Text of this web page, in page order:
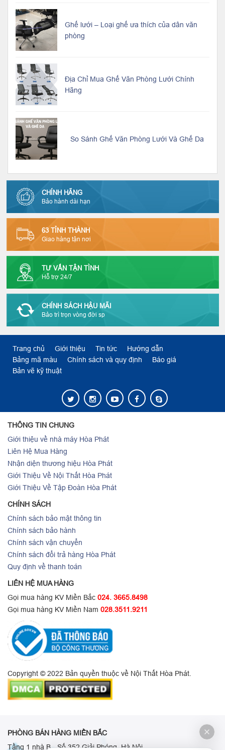
Ghế lưới – Loại ghế ưa thích của dân văn
phòng
Địa Chỉ Mua Ghế Văn Phòng Lưới Chính
Hãng
So Sánh Ghế Văn Phòng Lưới Và Ghế Da
CHÍNH HÃNG
Bảo hành dài hạn
63 TỈNH THÀNH
Giao hàng tận nơi
TƯ VẤN TẬN TÌNH
Hỗ trợ 24/7
CHÍNH SÁCH HẬU MÃI
Bảo trì trọn vòng đời sp
Trang chủ Giới thiệu Tin tức
Hướng dẫn
Bảng mã màu
Chính sách và quy định
Báo giá
Bản vẽ kỹ thuật
THÔNG TIN CHUNG
Giới thiệu về nhà máy Hòa Phát
Liên Hệ Mua Hàng
Nhận diện thương hiệu Hòa Phát
Giới Thiệu Về Nội Thất Hòa Phát
Giới Thiệu Về Tập Đoàn Hòa Phát
CHÍNH SÁCH
Chính sách bảo mật thông tin
Chính sách bảo hành
Chính sách vận chuyển
Chính sách đổi trả hàng Hòa Phát
Quy định về thanh toán
LIÊN HỆ MUA HÀNG
Gọi mua hàng KV Miền Bắc 024. 3665.8498
Gọi mua hàng KV Miền Nam 028.3511.9211
Copyright © 2022 Bản quyền thuộc về Nội Thất Hòa Phát.
PHÒNG BÁN HÀNG MIỀN BẮC
Tầng 1 nhà B - Số 352 Giải Phóng, Hà Nội